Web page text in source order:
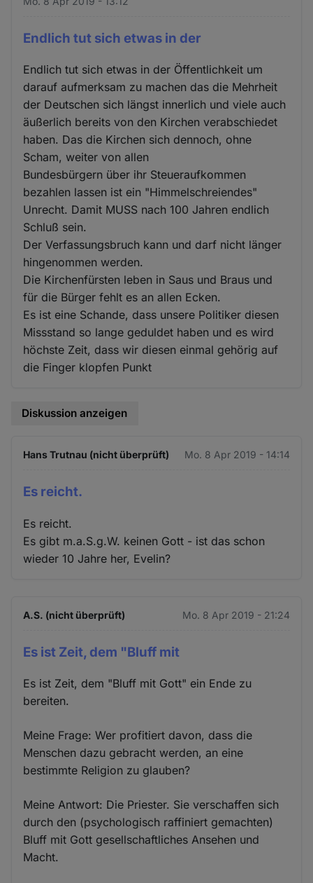
Endlich tut sich etwas in der
Endlich tut sich etwas in der Öffentlichkeit um
darauf aufmerksam zu machen das die Mehrheit
der Deutschen sich längst innerlich und viele auch
äußerlich bereits von den Kirchen verabschiedet
haben. Das die Kirchen sich dennoch, ohne
Scham, weiter von allen
Bundesbürgern über ihr Steueraufkommen
bezahlen lassen ist ein "Himmelschreiendes"
Unrecht. Damit MUSS nach 100 Jahren endlich
Schluß sein.
Der Verfassungsbruch kann und darf nicht länger
hingenommen werden.
Die Kirchenfürsten leben in Saus und Braus und
für die Bürger fehlt es an allen Ecken.
Es ist eine Schande, dass unsere Politiker diesen
Missstand so lange geduldet haben und es wird
höchste Zeit, dass wir diesen einmal gehörig auf
die Finger klopfen Punkt
Diskussion anzeigen
Hans Trutnau (nicht überprüft) Mo. 8 Apr 2019 - 14:14
Es reicht.
Es reicht.
Es gibt m.a.S.g.W. keinen Gott - ist das schon
wieder 10 Jahre her, Evelin?
A.S. (nicht überprüft) Mo. 8 Apr 2019 - 21:24
Es ist Zeit, dem "Bluff mit
Es ist Zeit, dem "Bluff mit Gott" ein Ende zu
bereiten.
Meine Frage: Wer profitiert davon, dass die
Menschen dazu gebracht werden, an eine
bestimmte Religion zu glauben?
Meine Antwort: Die Priester. Sie verschaffen sich
durch den (psychologisch raffiniert gemachten)
Bluff mit Gott gesellschaftliches Ansehen und
Macht.